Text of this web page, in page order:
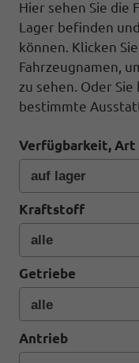
Hier sehen Sie die
Lager befinden
können. Klicken
Fahrzeugnamen,
zu sehen. Oder
bestimmte
Verfügbarkeit, Art
Kraftstoff
Getriebe
Antrieb